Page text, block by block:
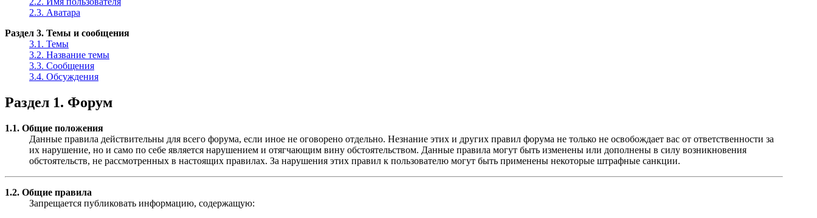
2.3. Аватара
Раздел 3. Темы и сообщения
3.1. Темы
3.2. Название темы
3.3. Сообщения
3.4. Обсуждения
Раздел 1. Форум
1.1. Общие положения
Данные правила действительны для всего форума, если иное не оговорено отдельно. Незнание этих и других правил форума не только не освобождает вас от ответственности за
их нарушение, но и само по себе является нарушением и отягчающим вину обстоятельством. Данные правила могут быть изменены или дополнены в силу возникновения
обстоятельств, не рассмотренных в настоящих правилах. За нарушения этих правил к пользователю могут быть применены некоторые штрафные санкции.
1.2. Общие правила
Запрещается публиковать информацию, содержащую: